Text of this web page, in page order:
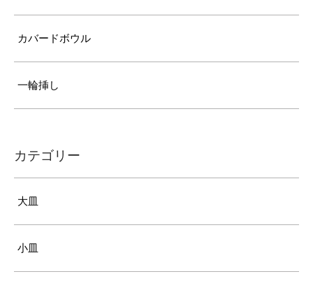
カバードボウル
一輪挿し
カテゴリー
大皿
小皿